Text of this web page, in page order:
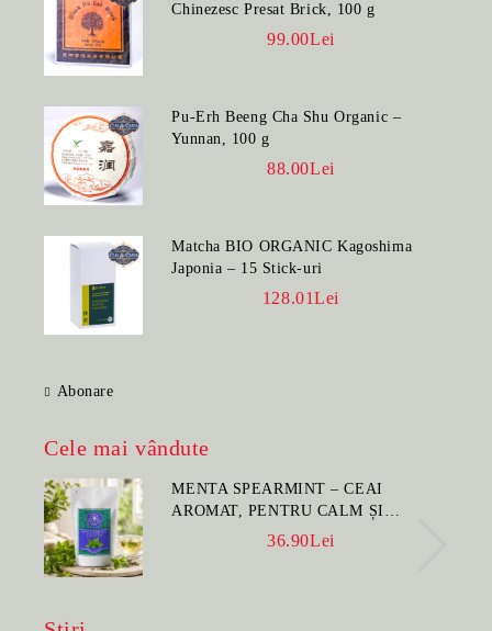
Chinezesc Presat Brick, 100 g
99.00Lei
Pu-Erh Beeng Cha Shu Organic –
Yunnan, 100 g
88.00Lei
Matcha BIO ORGANIC Kagoshima
Japonia – 15 Stick-uri
128.01Lei
Abonare
Cele mai vândute
MENTA SPEARMINT – CEAI
AROMAT, PENTRU CALM ȘI
BENEFIC PENTRU SĂNĂTATE
36.90Lei